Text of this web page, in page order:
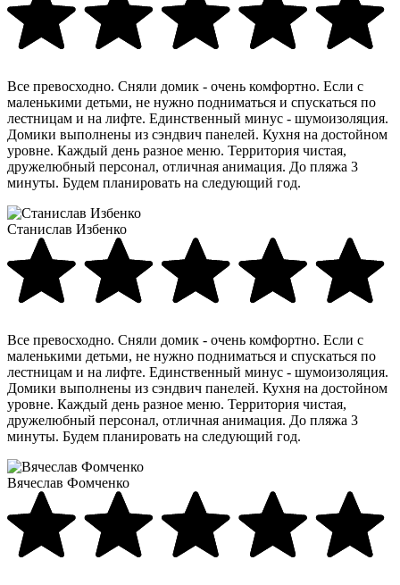
Все превосходно. Сняли домик - очень комфортно. Если с
маленькими детьми, не нужно подниматься и спускаться по
лестницам и на лифте. Единственный минус - шумоизоляция.
Домики выполнены из сэндвич панелей. Кухня на достойном
уровне. Каждый день разное меню. Территория чистая,
дружелюбный персонал, отличная анимация. До пляжа 3
минуты. Будем планировать на следующий год.
Станислав Избенко
Все превосходно. Сняли домик - очень комфортно. Если с
маленькими детьми, не нужно подниматься и спускаться по
лестницам и на лифте. Единственный минус - шумоизоляция.
Домики выполнены из сэндвич панелей. Кухня на достойном
уровне. Каждый день разное меню. Территория чистая,
дружелюбный персонал, отличная анимация. До пляжа 3
минуты. Будем планировать на следующий год.
Вячеслав Фомченко